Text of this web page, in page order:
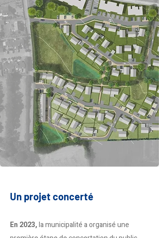
Un projet concerté
En 2023,la municipalité a organisé une